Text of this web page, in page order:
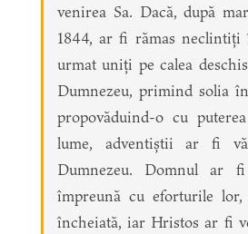
venirea Sa. Dacă, după
1844, ar fi rămas
urmat uniți pe calea
Dumnezeu, primind solia
propovăduind-o cu
lume, adventiștii ar fi
Dumnezeu. Domnul ar
împreună cu eforturile
încheiată, iar Hristos ar fi